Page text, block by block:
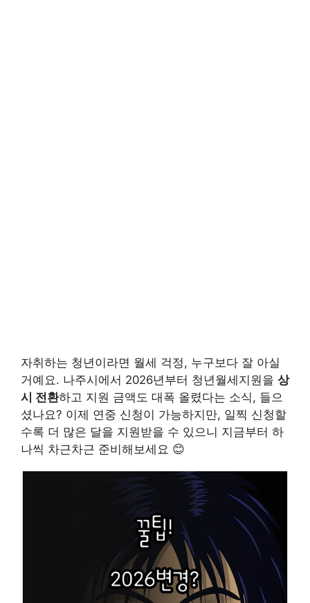
자취하는 청년이라면 월세 걱정, 누구보다 잘 아실
거예요. 나주시에서 2026년부터 청년월세지원을 상
시 전환하고 지원 금액도 대폭 올렸다는 소식, 들으
셨나요? 이제 연중 신청이 가능하지만, 일찍 신청할
수록 더 많은 달을 지원받을 수 있으니 지금부터 하
나씩 차근차근 준비해보세요 😊